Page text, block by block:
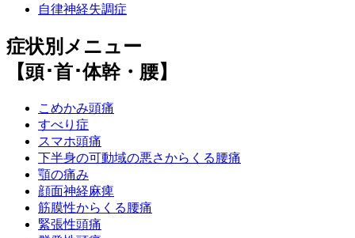
自律神経失調症
症状別メニュー
【頭･首･体幹・腰】
こめかみ頭痛
すべり症
スマホ頭痛
下半身の可動域の悪さからくる腰痛
顎の痛み
顔面神経麻痺
筋膜性からくる腰痛
緊張性頭痛